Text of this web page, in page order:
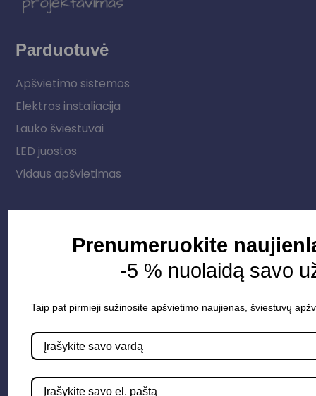
Parduotuvė
Apšvietimo sistemos
Elektros instaliacija
Lauko šviestuvai
LED juostos
Vidaus apšvietimas
Apšvietimo mokymų įrašas
Prenumeruokite
-5 % nuolaidą savo
Taip pat pirmieji sužinosite apšvietimo naujienas, šviestuvų